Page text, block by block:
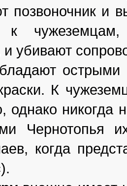
позвоночник и
к
и убивают
К
однако никогда
Чернотопья
когда